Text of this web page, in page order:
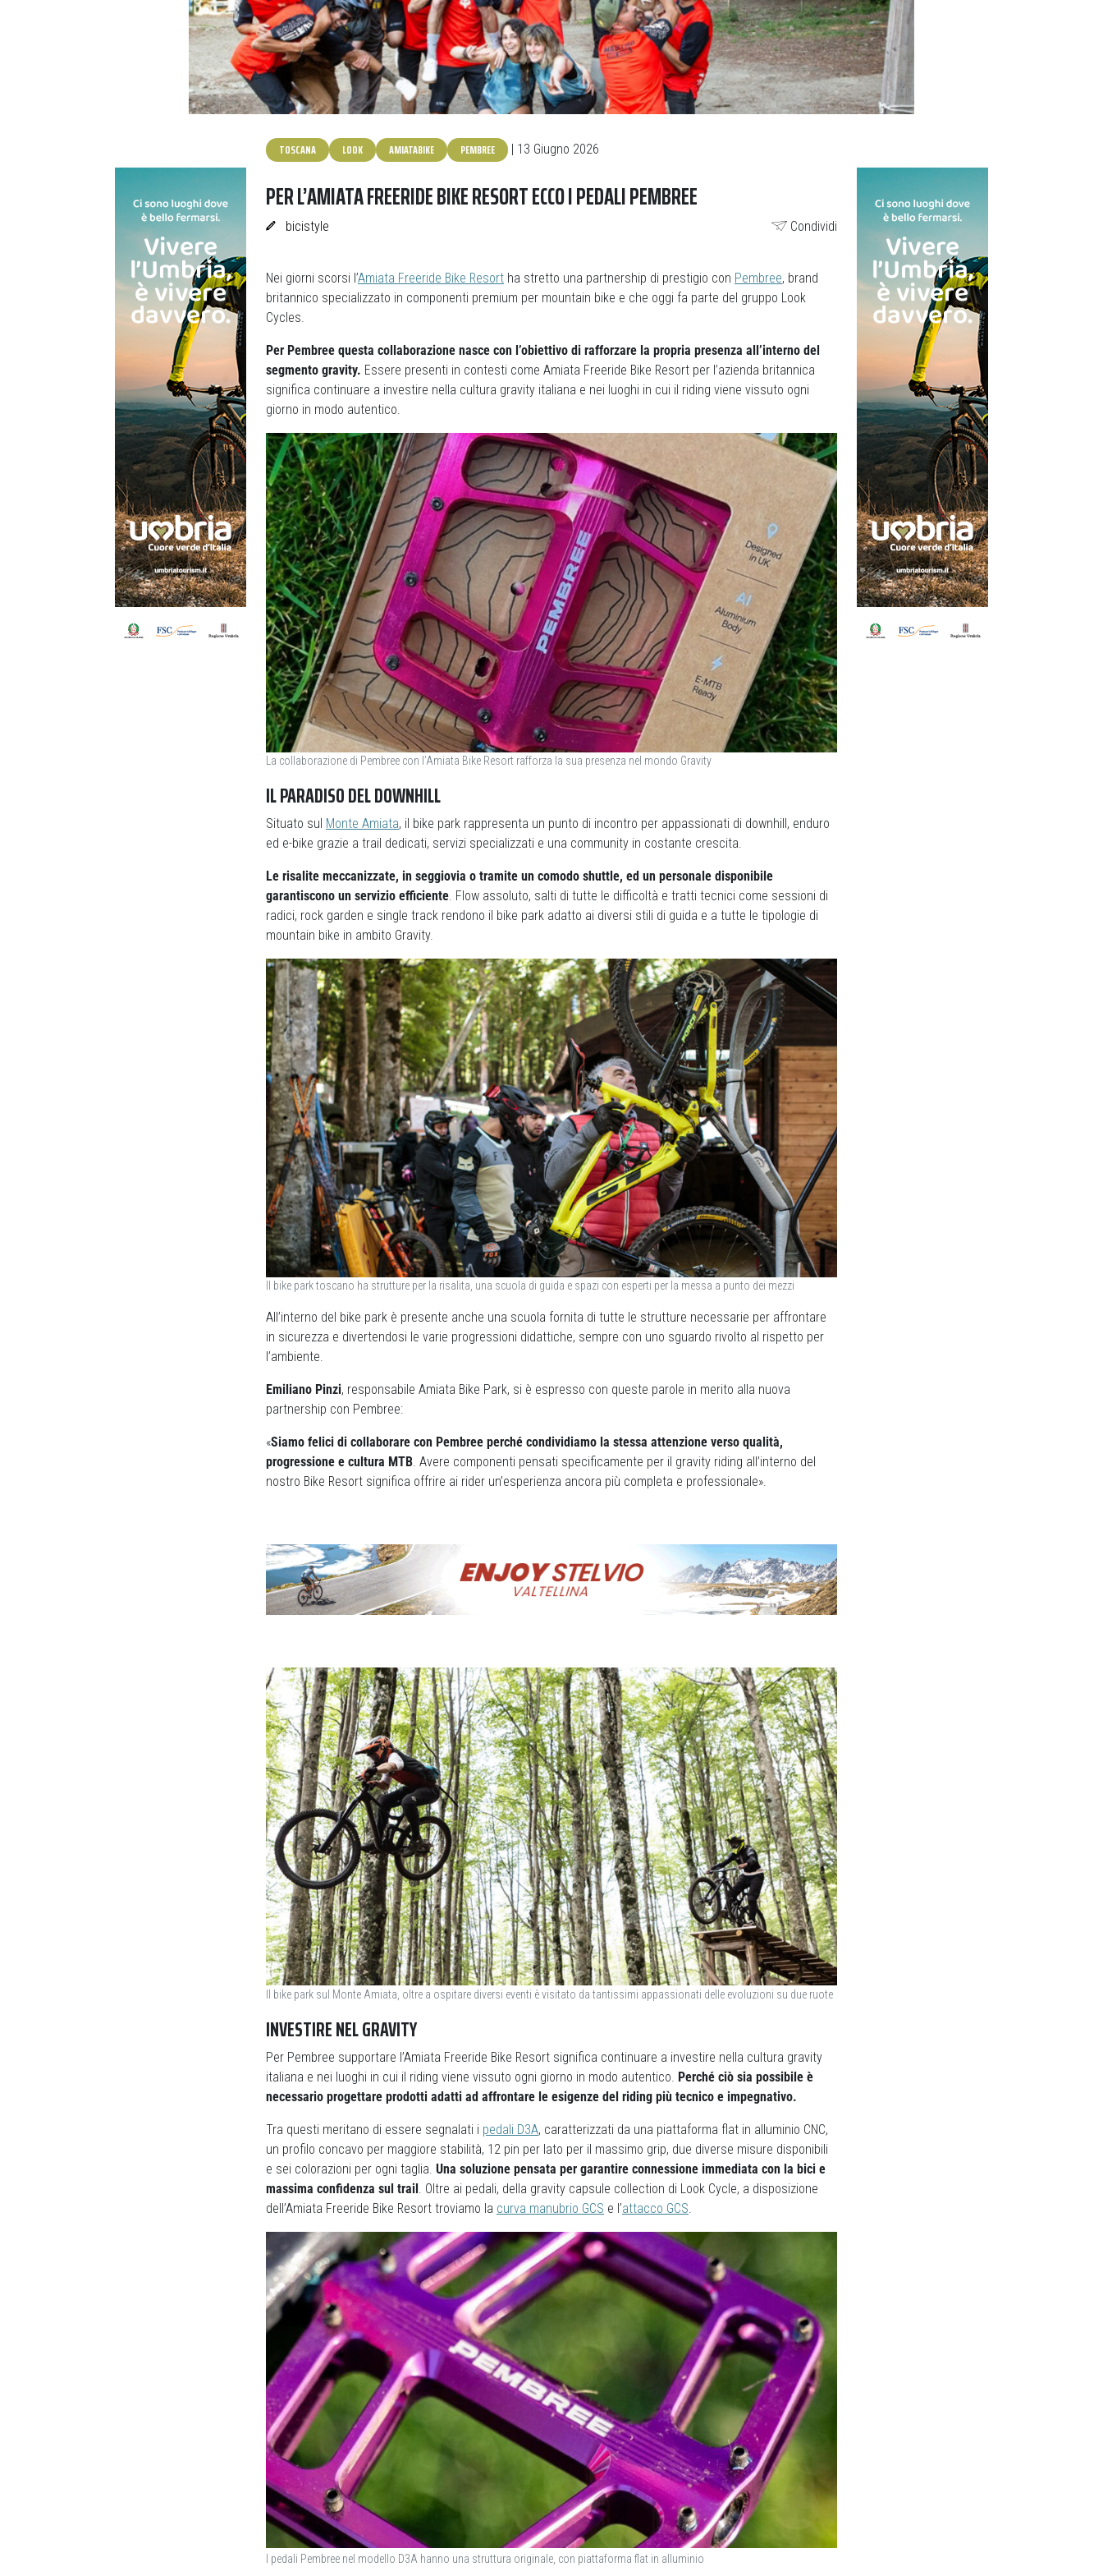
TOSCANA LOOK AMIATABIKE PEMBREE | 13 Giugno 2026
PER L’AMIATA FREERIDE BIKE RESORT ECCO I PEDALI PEMBREE
bicistyle Condividi
Nei giorni scorsi l’Amiata Freeride Bike Resort ha stretto una partnership di prestigio con Pembree, brand
britannico specializzato in componenti premium per mountain bike e che oggi fa parte del gruppo Look
Cycles.
Per Pembree questa collaborazione nasce con l’obiettivo di rafforzare la propria presenza all’interno del
segmento gravity. Essere presenti in contesti come Amiata Freeride Bike Resort per l’azienda britannica
significa continuare a investire nella cultura gravity italiana e nei luoghi in cui il riding viene vissuto ogni
giorno in modo autentico.
La collaborazione di Pembree con l’Amiata Bike Resort rafforza la sua presenza nel mondo Gravity
IL PARADISO DEL DOWNHILL
Situato sul Monte Amiata, il bike park rappresenta un punto di incontro per appassionati di downhill, enduro
ed e-bike grazie a trail dedicati, servizi specializzati e una community in costante crescita.
Le risalite meccanizzate, in seggiovia o tramite un comodo shuttle, ed un personale disponibile
garantiscono un servizio efficiente . Flow assoluto, salti di tutte le difficoltà e tratti tecnici come sessioni di
radici, rock garden e single track rendono il bike park adatto ai diversi stili di guida e a tutte le tipologie di
mountain bike in ambito Gravity.
Il bike park toscano ha strutture per la risalita, una scuola di guida e spazi con esperti per la messa a punto dei mezzi
All’interno del bike park è presente anche una scuola fornita di tutte le strutture necessarie per affrontare
in sicurezza e divertendosi le varie progressioni didattiche, sempre con uno sguardo rivolto al rispetto per
l’ambiente.
Emiliano Pinzi, responsabile Amiata Bike Park, si è espresso con queste parole in merito alla nuova
partnership con Pembree:
«Siamo felici di collaborare con Pembree perché condividiamo la stessa attenzione verso qualità,
progressione e cultura MTB. Avere componenti pensati specificamente per il gravity riding all’interno del
nostro Bike Resort significa offrire ai rider un’esperienza ancora più completa e professionale».
Il bike park sul Monte Amiata, oltre a ospitare diversi eventi è visitato da tantissimi appassionati delle evoluzioni su due ruote
INVESTIRE NEL GRAVITY
Per Pembree supportare l’Amiata Freeride Bike Resort significa continuare a investire nella cultura gravity
italiana e nei luoghi in cui il riding viene vissuto ogni giorno in modo autentico. Perché ciò sia possibile è
necessario progettare prodotti adatti ad affrontare le esigenze del riding più tecnico e impegnativo.
Tra questi meritano di essere segnalati i pedali D3A, caratterizzati da una piattaforma flat in alluminio CNC,
un profilo concavo per maggiore stabilità, 12 pin per lato per il massimo grip, due diverse misure disponibili
e sei colorazioni per ogni taglia. Una soluzione pensata per garantire connessione immediata con la bici e
massima confidenza sul trail . Oltre ai pedali, della gravity capsule collection di Look Cycle, a disposizione
dell’Amiata Freeride Bike Resort troviamo la curva manubrio GCS e l’attacco GCS.
I pedali Pembree nel modello D3A hanno una struttura originale, con piattaforma flat in alluminio